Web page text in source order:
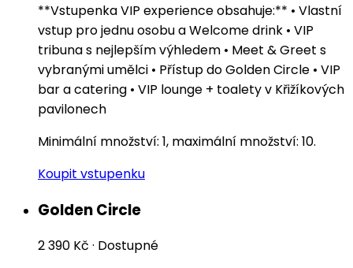
**Vstupenka VIP experience obsahuje:** • Vlastní
vstup pro jednu osobu a Welcome drink • VIP
tribuna s nejlepším výhledem • Meet & Greet s
vybranými umělci • Přístup do Golden Circle • VIP
bar a catering • VIP lounge + toalety v Křižíkových
pavilonech
Minimální množství: 1, maximální množství: 10.
Koupit vstupenku
Golden Circle
2 390 Kč · Dostupné